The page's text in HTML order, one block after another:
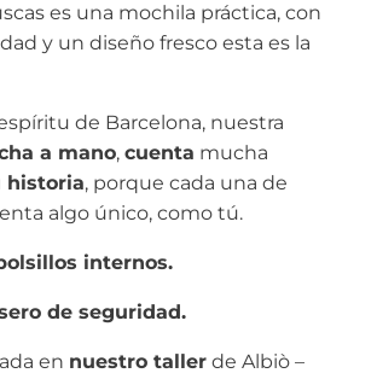
es una mochila práctica, con
y un diseño fresco esta es la
de Barcelona, nuestra
a mano, cuenta mucha
historia, porque cada una de
algo único, como tú.
internos.
de seguridad.
en nuestro tallerde Albiò –